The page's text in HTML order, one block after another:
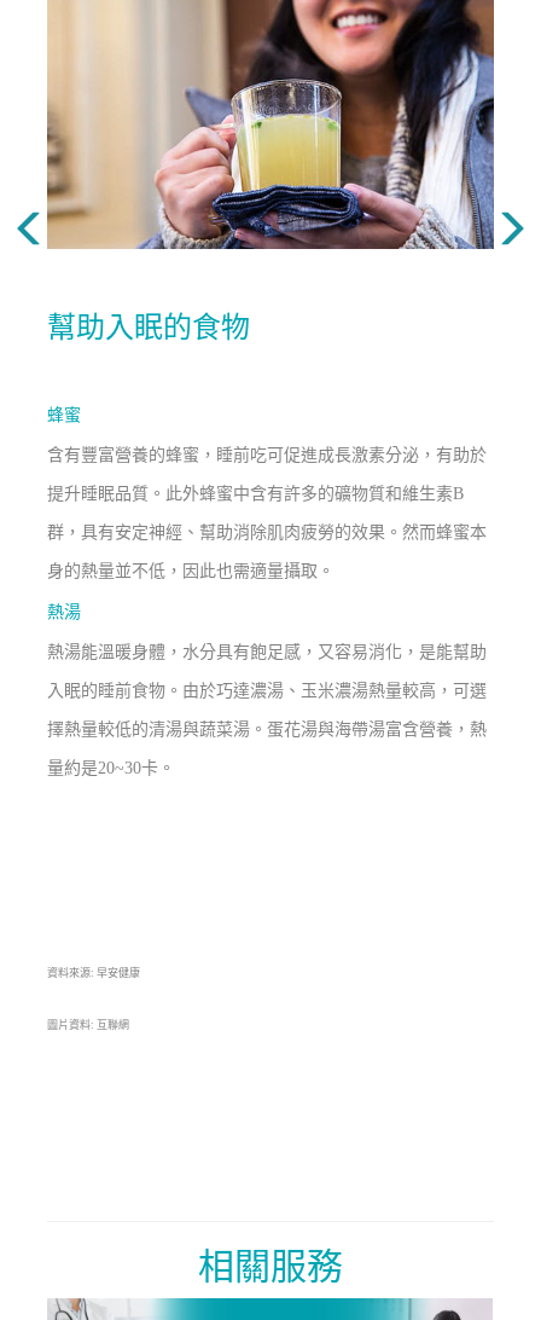
幫助入眠的食物
蜂蜜
含有豐富營養的蜂蜜，睡前吃可促進成長激素分泌，有助於
提升睡眠品質。此外蜂蜜中含有許多的礦物質和維生素B
群，具有安定神經、幫助消除肌肉疲勞的效果。然而蜂蜜本
身的熱量並不低，因此也需適量攝取。
熱湯
熱湯能溫暖身體，水分具有飽足感，又容易消化，是能幫助
入眠的睡前食物。由於巧達濃湯、玉米濃湯熱量較高，可選
擇熱量較低的清湯與蔬菜湯。蛋花湯與海帶湯富含營養，熱
量約是20~30卡。
資料來源: 早安健康
圖片資料: 互聯網
相關服務